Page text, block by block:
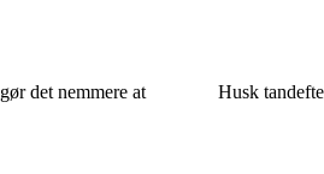
det nemmere at
Husk